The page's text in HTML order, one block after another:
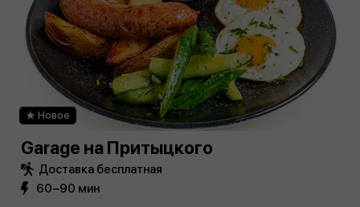
Новое
Garage на Притыцкого
Доставка бесплатная
60−90 мин